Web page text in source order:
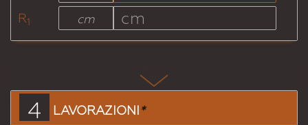
R1 cm
4 LAVORAZIONI*